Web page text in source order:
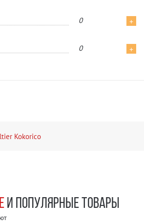
0 +
0 +
Kokorico
И ПОПУЛЯРНЫЕ ТОВАРЫ